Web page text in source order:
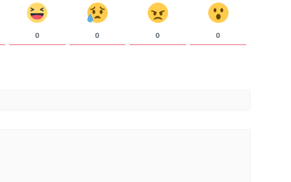
0 0 0 0